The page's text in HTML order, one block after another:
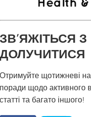
ЗВ’ЯЖІТЬСЯ
ДОЛУЧИТИСЯ
Отримуйте щотижневі
поради щодо активного
статті та багато іншого!